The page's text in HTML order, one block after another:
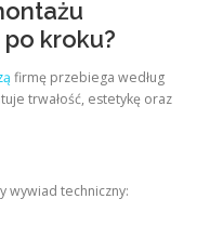
kroku?
firmę przebiega według
trwałość, estetykę oraz
wywiad techniczny: